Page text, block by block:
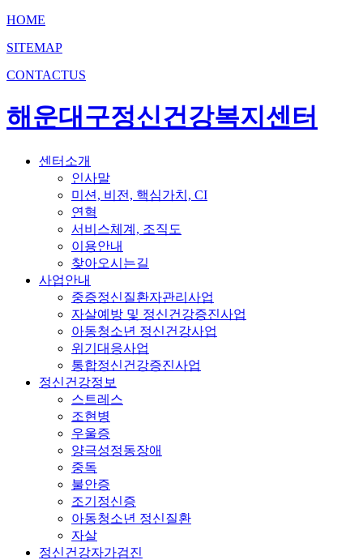
HOME
SITEMAP
CONTACTUS
해운대구정신건강복지센터
센터소개
인사말
미션, 비전, 핵심가치, CI
연혁
서비스체계, 조직도
이용안내
찾아오시는길
사업안내
중증정신질환자관리사업
자살예방 및 정신건강증진사업
아동청소년 정신건강사업
위기대응사업
통합정신건강증진사업
정신건강정보
스트레스
조현병
우울증
양극성정동장애
중독
불안증
조기정신증
아동청소년 정신질환
자살
정신건강자가검진